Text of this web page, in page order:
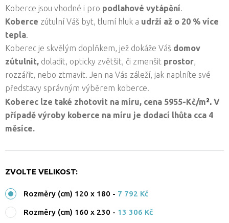
Koberce jsou vhodné i pro podlahové vytápění.
Koberce zútulní Váš byt, tlumí hluk a udrží až o 20 % více
tepla.
Koberec je skvělým doplňkem, jež dokáže Váš domov
zútulnit, doladit, opticky zvětšit, či zmenšit prostor,
rozzářit, nebo ztmavit. Jen na Vás záleží, jak naplníte své
představy správným výběrem koberce.
Koberec lze také zhotovit na míru, cena 5955-Kč/m². V
případě výroby koberce na míru je dodací lhůta cca 4
měsíce.
ZVOLTE VELIKOST:
Rozměry (cm) 120 x 180 - 7 792 Kč
Rozměry (cm) 160 x 230 - 13 306 Kč